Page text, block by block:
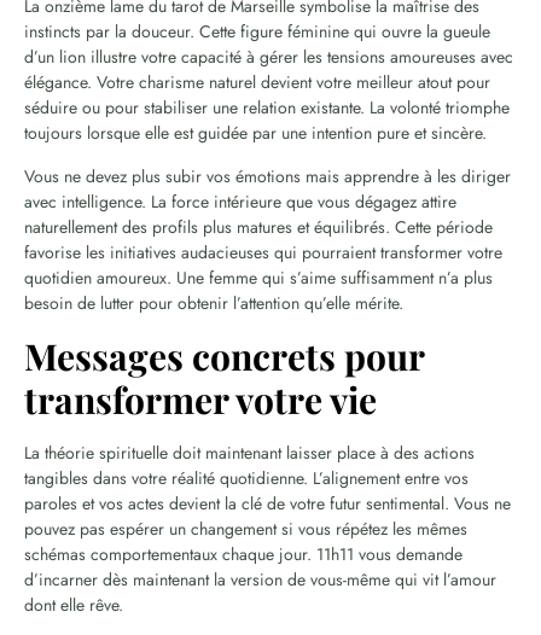
La onzième lame du tarot de Marseille symbolise la maîtrise des
instincts par la douceur. Cette figure féminine qui ouvre la gueule
d’un lion illustre votre capacité à gérer les tensions amoureuses avec
élégance. Votre charisme naturel devient votre meilleur atout pour
séduire ou pour stabiliser une relation existante. La volonté triomphe
toujours lorsque elle est guidée par une intention pure et sincère.
Vous ne devez plus subir vos émotions mais apprendre à les diriger
avec intelligence. La force intérieure que vous dégagez attire
naturellement des profils plus matures et équilibrés. Cette période
favorise les initiatives audacieuses qui pourraient transformer votre
quotidien amoureux. Une femme qui s’aime suffisamment n’a plus
besoin de lutter pour obtenir l’attention qu’elle mérite.
Messages concrets pour
transformer votre vie
La théorie spirituelle doit maintenant laisser place à des actions
tangibles dans votre réalité quotidienne. L’alignement entre vos
paroles et vos actes devient la clé de votre futur sentimental. Vous ne
pouvez pas espérer un changement si vous répétez les mêmes
schémas comportementaux chaque jour. 11h11 vous demande
d’incarner dès maintenant la version de vous-même qui vit l’amour
dont elle rêve.